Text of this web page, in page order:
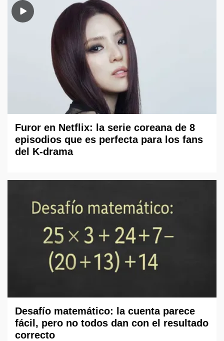
Furor en Netflix: la serie coreana de 8
episodios que es perfecta para los fans
del K-drama
Desafío matemático: la cuenta parece
fácil, pero no todos dan con el resultado
correcto